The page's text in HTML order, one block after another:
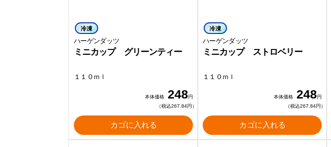
冷凍
ハーゲンダッツ
ミニカップ グリーンティー
１１０ｍｌ
本体価格 248円
（税込267.84円）
カゴに入れる
冷凍
ハーゲンダッツ
ミニカップ ストロベリー
１１０ｍｌ
本体価格 248円
（税込267.84円）
カゴに入れる